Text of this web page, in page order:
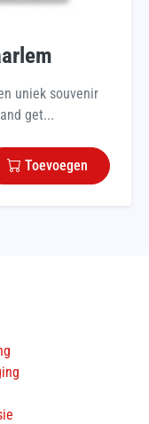
uniek souvenir
get...
Toevoegen